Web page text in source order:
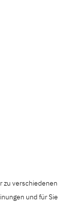
zu verschiedenen
und für Sie